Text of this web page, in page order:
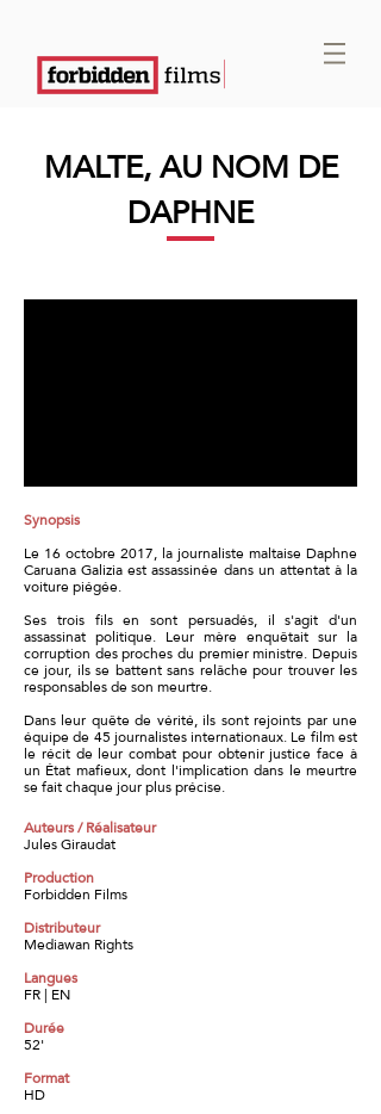
MALTE, AU NOM DE
DAPHNE
Synopsis
Le 16 octobre 2017, la journaliste maltaise Daphne
Caruana Galizia est assassinée dans un attentat à la
voiture piégée.
Ses trois fils en sont persuadés, il s'agit d'un
assassinat politique. Leur mère enquêtait sur la
corruption des proches du premier ministre. Depuis
ce jour, ils se battent sans relâche pour trouver les
responsables de son meurtre.
Dans leur quête de vérité, ils sont rejoints par une
équipe de 45 journalistes internationaux. Le film est
le récit de leur combat pour obtenir justice face à
un État mafieux, dont l'implication dans le meurtre
se fait chaque jour plus précise.
Auteurs / Réalisateur
Jules Giraudat
Production
Forbidden Films
Distributeur
Mediawan Rights
Langues
FR | EN
Durée
52'
Format
HD